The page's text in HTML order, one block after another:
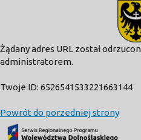
Żądany adres URL został
administratorem.
Twoje ID: 6526541533221663144
Powrót do porzedniej strony